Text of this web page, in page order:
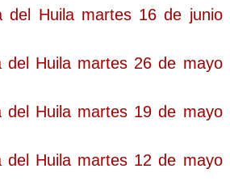
del Huila martes 16 de junio
del Huila martes 26 de mayo
del Huila martes 19 de mayo
del Huila martes 12 de mayo